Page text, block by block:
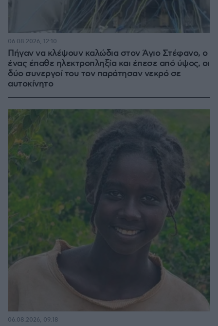
Πήγαν να κλέψουν καλώδια στον Άγιο Στέφανο, ο
ένας έπαθε ηλεκτροπληξία και έπεσε από ύψος, οι
δύο συνεργοί του τον παράτησαν νεκρό σε
αυτοκίνητο
06.08.2026, 12:10
06.08.2026, 09:18